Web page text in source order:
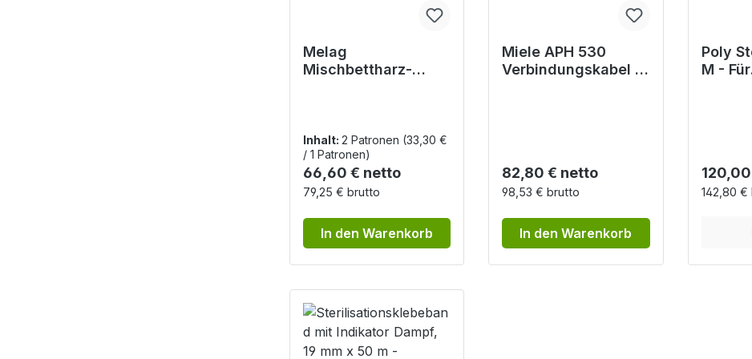
Melag
Mischbettharz-
Inhalt: 2 Patronen (33,30 €
/ 1 Patronen)
Regulärer Preis:
66,60 € netto
79,25 € brutto
In den Warenkorb
Miele APH 530
Verbindungskabel -
Regulärer Preis:
82,80 € netto
98,53 € brutto
In den Warenkorb
Poly
M - Für
142,80 €